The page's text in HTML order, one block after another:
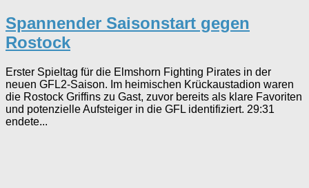
Spannender Saisonstart gegen
Rostock
Erster Spieltag für die Elmshorn Fighting Pirates in der
neuen GFL2-Saison. Im heimischen Krückaustadion waren
die Rostock Griffins zu Gast, zuvor bereits als klare Favoriten
und potenzielle Aufsteiger in die GFL identifiziert. 29:31
endete...